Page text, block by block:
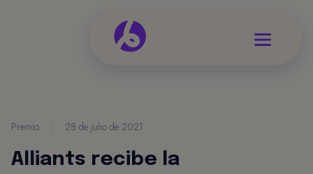
Premio 28 de julio de 2021
Alliants recibe la